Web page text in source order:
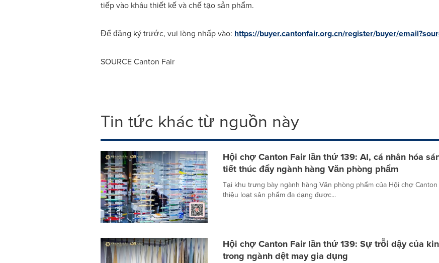
tiếp vào khâu thiết kế và chế tạo sản phẩm.
Để đăng ký trước, vui lòng nhấp vào: https://buyer.cantonfair.org.cn/register/buyer/
SOURCE Canton Fair
Tin tức khác từ nguồn này
Hội chợ Canton Fair lần thứ 139: AI, cá nhân hóa
tiết thúc đẩy ngành hàng Văn phòng phẩm
Tại khu trưng bày ngành hàng Văn phòng phẩm của Hội chợ
thiệu loạt sản phẩm đa dạng được...
Hội chợ Canton Fair lần thứ 139: Sự trỗi dậy của
trong ngành dệt may gia dụng